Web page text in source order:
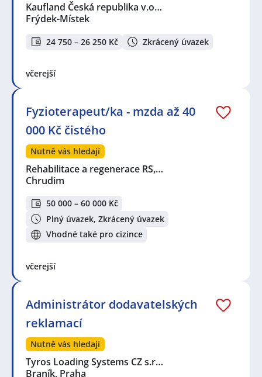
Kaufland Česká republika v.o…
Frýdek-Místek
24 750 – 26 250 Kč Zkrácený úvazek
včerejší
Fyzioterapeut/ka - mzda až 40
000 Kč čistého
Nutně vás hledají
Rehabilitace a regenerace RS,…
Chrudim
50 000 – 60 000 Kč
Plný úvazek, Zkrácený úvazek
Vhodné také pro cizince
včerejší
Administrátor dodavatelských
reklamací
Nutně vás hledají
Tyros Loading Systems CZ s.r…
Braník, Praha